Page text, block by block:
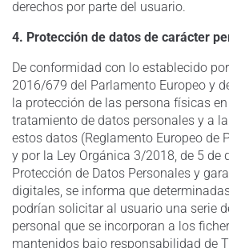
derechos por parte del usuario.
4. Protección de datos de carácter
De conformidad con lo establecido
2016/679 del Parlamento Europeo y
la protección de las persona físicas
tratamiento de datos personales y a
estos datos (Reglamento Europeo de
y por la Ley Orgánica 3/2018, de 5 de
Protección de Datos Personales y
digitales, se informa que
podrían solicitar al usuario una serie
personal que se incorporan a los
mantenidos bajo responsabilidad de